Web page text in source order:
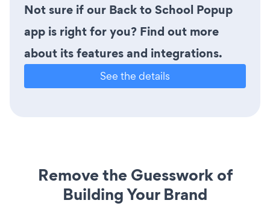
Not sure if our Back to School Popup
app is right for you? Find out more
about its features and integrations.
See the details
Remove the Guesswork of
Building Your Brand